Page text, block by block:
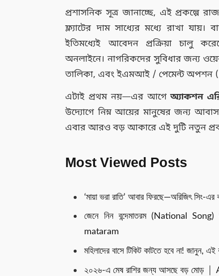
প্রশাসনিক সূত্র জানাচ্ছে, এই প্রকল্পে
ফ্ল্যাটের দাম সাধ্যের মধ্যে রাখা যায়।
ইতিমধ্যেই আবেদন প্রক্রিয়া চালু
অনলাইনে। নাগরিকদের সুবিধার জন্য
তালিকা, এবং ইএমআই / পেমেন্ট অপশন
এটাই প্রথম নয়—এর আগেঅ্যাকশন
উদ্যোগে নিম্ন আয়ের মানুষের জন্য
এবার আরও বড় আকারে এই দুটি নতুন
Most Viewed Posts
‘মায়া ভরা রাতি’ আবার ফিরছে—অরিজিৎ সিং-
জেনে নিন বন্দেমাতরম (National
mataram
মহিলাদের বাসে টিকিট কাটতে হবে না! জানুন,
২০২৬-এ মেষ রাশির জন্য আসছে বড়